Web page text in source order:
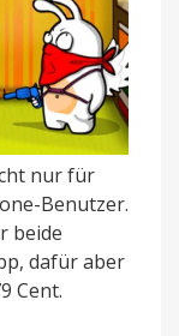
nur für
Benutzer.
beide
dafür aber
Cent.